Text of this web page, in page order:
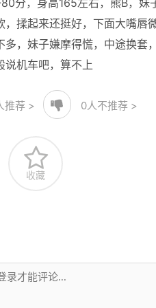
分，身高165左右，熊B，妹
，揉起来还挺好，下面大嘴唇
多，妹子嫌摩得慌，中途换套
说机车吧，算不上
推荐 > 0人不推荐 >
收藏